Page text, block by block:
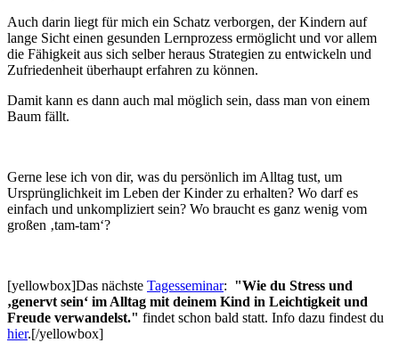
Auch darin liegt für mich ein Schatz verborgen, der Kindern auf
lange Sicht einen gesunden Lernprozess ermöglicht und vor allem
die Fähigkeit aus sich selber heraus Strategien zu entwickeln und
Zufriedenheit überhaupt erfahren zu können.
Damit kann es dann auch mal möglich sein, dass man von einem
Baum fällt.
Gerne lese ich von dir, was du persönlich im Alltag tust, um
Ursprünglichkeit im Leben der Kinder zu erhalten? Wo darf es
einfach und unkompliziert sein? Wo braucht es ganz wenig vom
großen ‚tam-tam‘?
[yellowbox]Das nächste Tagesseminar: "Wie du Stress und
‚genervt sein‘ im Alltag mit deinem Kind in Leichtigkeit und
Freude verwandelst." findet schon bald statt. Info dazu findest du
hier.[/yellowbox]